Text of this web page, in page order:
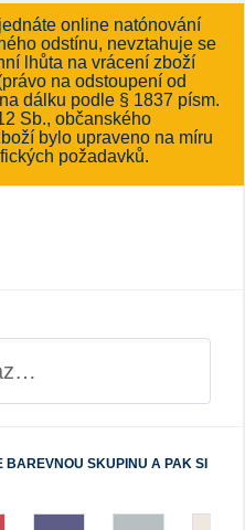
online natónování
odstínu, nevztahuje se
lhůta na vrácení zboží
na odstoupení od
dálku podle § 1837 písm.
Sb., občanského
bylo upraveno na míru
požadavků.
BAREVNOU SKUPINU A PAK SI